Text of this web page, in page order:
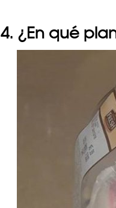
4. ¿En qué